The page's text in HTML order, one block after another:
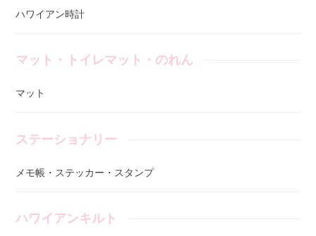
ハワイアン時計
マット・トイレマット・のれん
マット
ステーショナリー
メモ帳・ステッカー・スタンプ
ハワイアンキルト